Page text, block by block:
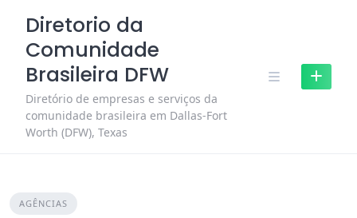
content
Diretorio da
Comunidade
Brasileira DFW
Diretório de empresas e serviços da
comunidade brasileira em Dallas-Fort
Worth (DFW), Texas
AGÊNCIAS